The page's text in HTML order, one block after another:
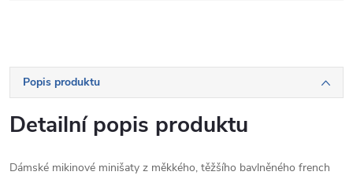
Popis produktu
Detailní popis produktu
Dámské mikinové minišaty z měkkého, těžšího bavlněného french